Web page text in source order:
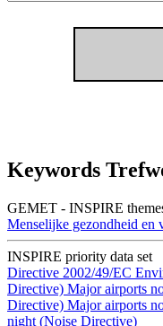
Keywords
GEMET - INSPIRE
Menselijke gezondheid en
INSPIRE priority data set
Directive 2002/49/EC
Directive) Major airports
Directive) Major airports
night (Noise Directive)